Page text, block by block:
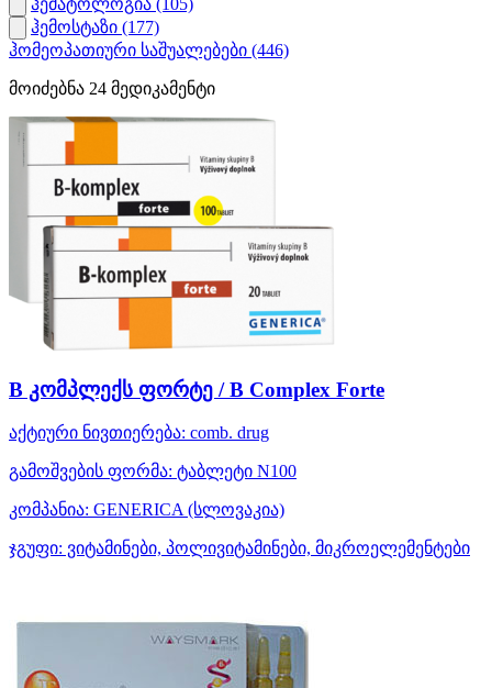
ჰემოსტაზი (177)
ჰომეოპათიური საშუალებები (446)
მოიძებნა 24 მედიკამენტი
B კომპლექს ფორტე / B Complex Forte
აქტიური ნივთიერება: comb. drug
გამოშვების ფორმა: ტაბლეტი N100
კომპანია: GENERICA (სლოვაკია)
ჯგუფი: ვიტამინები, პოლივიტამინები, მიკროელემენტები